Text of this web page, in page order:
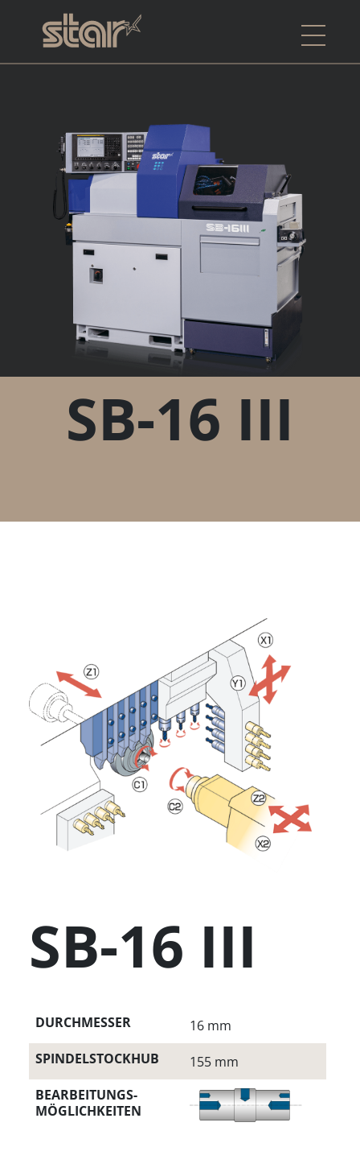
SB-16 III
SB-16 III
DURCHMESSER
16 mm
SPINDELSTOCKHUB
155 mm
BEARBEITUNGS­
MÖGLICHKEITEN